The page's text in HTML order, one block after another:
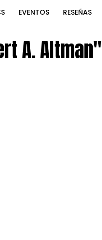
EVENTOS RESEÑAS
A. Altman"